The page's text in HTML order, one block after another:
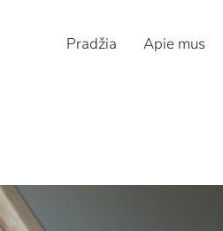
Pradžia Apie mus